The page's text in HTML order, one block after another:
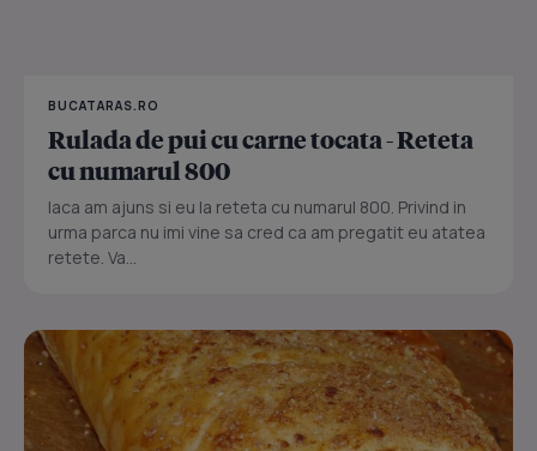
BUCATARAS.RO
Rulada de pui cu carne tocata - Reteta
cu numarul 800
Iaca am ajuns si eu la reteta cu numarul 800. Privind in
urma parca nu imi vine sa cred ca am pregatit eu atatea
retete. Va...